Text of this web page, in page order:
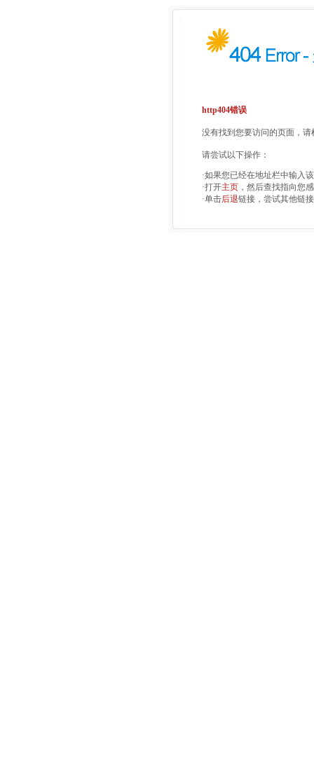
http404错误
没有找到您要访问的页面，
请尝试以下操作：
·如果您已经在地址栏中输入
·打开主页 ，然后查找指向您
·单击后退链接，尝试其他链